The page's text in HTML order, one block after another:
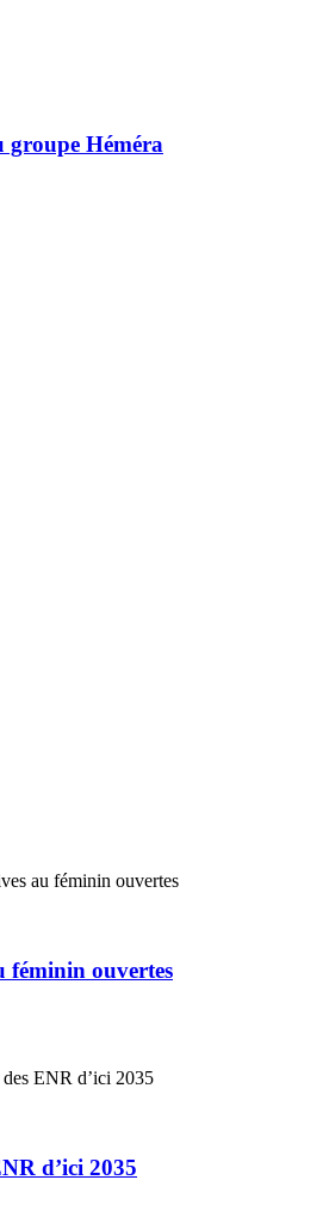
groupe Héméra
féminin ouvertes
d’ici 2035